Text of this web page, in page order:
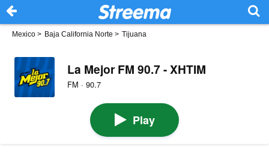
Mexico > Baja California Norte > Tijuana
La Mejor FM 90.7 - XHTIM
FM · 90.7
Play